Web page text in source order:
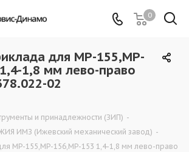
0
для MP-155,MP-
1,8 мм лево-право
02
и принадлежности (ЗИП) -
ИМЗ (Ижевский механический завод) -
MP-155,MP-156,MP-153 1,4-1,8 мм лево-право